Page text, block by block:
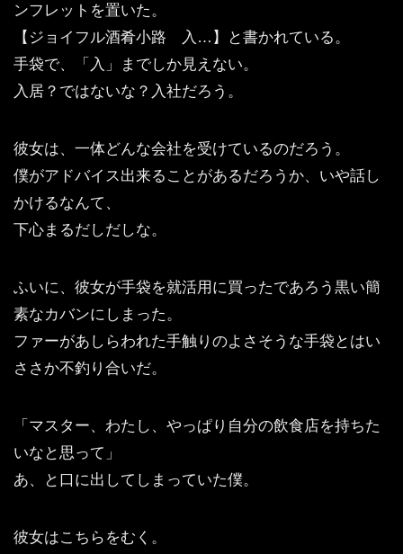
ンフレットを置いた。
【ジョイフル酒肴小路 入…】と書かれている。
手袋で、「入」までしか見えない。
入居？ではないな？入社だろう。
彼女は、一体どんな会社を受けているのだろう。
僕がアドバイス出来ることがあるだろうか、いや話し
かけるなんて、
下心まるだしだしな。
ふいに、彼女が手袋を就活用に買ったであろう黒い簡
素なカバンにしまった。
ファーがあしらわれた手触りのよさそうな手袋とはい
ささか不釣り合いだ。
「マスター、わたし、やっぱり自分の飲食店を持ちた
いなと思って」
あ、と口に出してしまっていた僕。
彼女はこちらをむく。